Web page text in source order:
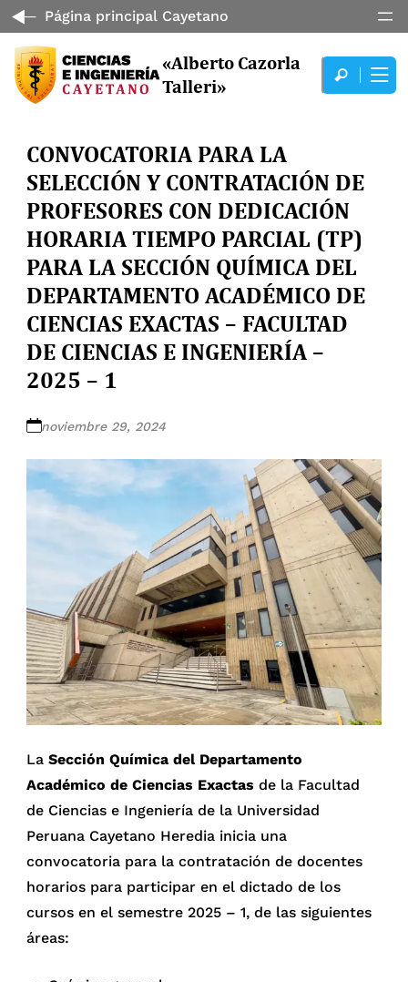
Página principal Cayetano
«Alberto Cazorla
Talleri»
CONVOCATORIA PARA LA
SELECCIÓN Y CONTRATACIÓN DE
PROFESORES CON DEDICACIÓN
HORARIA TIEMPO PARCIAL (TP)
PARA LA SECCIÓN QUÍMICA DEL
DEPARTAMENTO ACADÉMICO DE
CIENCIAS EXACTAS – FACULTAD
DE CIENCIAS E INGENIERÍA –
2025 – 1
noviembre 29, 2024
La Sección Química del Departamento
Académico de Ciencias Exactasde la Facultad
de Ciencias e Ingeniería de la Universidad
Peruana Cayetano Heredia inicia una
convocatoria para la contratación de docentes
horarios para participar en el dictado de los
cursos en el semestre 2025 – 1, de las siguientes
áreas: